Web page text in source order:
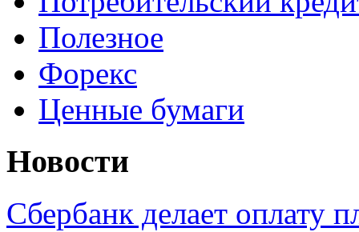
Полезное
Форекс
Ценные бумаги
Новости
Сбербанк делает